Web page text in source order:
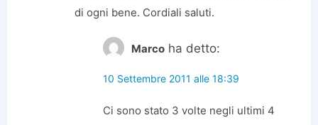
di ogni bene. Cordiali saluti.
Marco ha detto:
10 Settembre 2011 alle 18:39
Ci sono stato 3 volte negli ultimi 4